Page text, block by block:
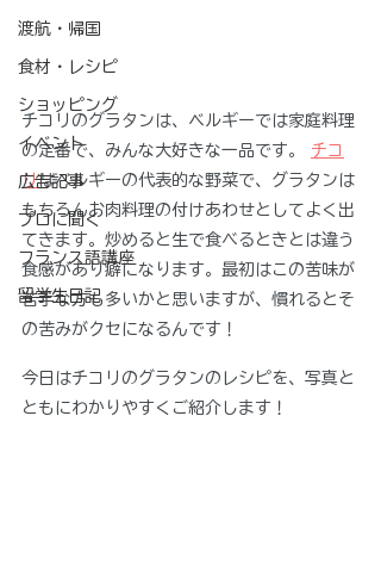
渡航・帰国
食材・レシピ
ショッピング
イベント
広告記事
プロに聞く
フランス語講座
留学生日記
チコリのグラタンは、ベルギーでは家庭料理
の定番で、みんな大好きな一品です。 チコ
リはベルギーの代表的な野菜で、グラタンは
もちろんお肉料理の付けあわせとしてよく出
てきます。炒めると生で食べるときとは違う
食感があり癖になります。最初はこの苦味が
苦手な方も多いかと思いますが、慣れるとそ
の苦みがクセになるんです！
今日はチコリのグラタンのレシピを、写真と
ともにわかりやすくご紹介します！